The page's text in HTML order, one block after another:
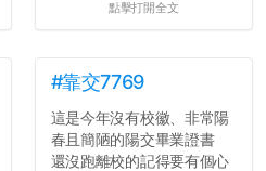
點擊打開全文
#靠交7769
這是今年沒有校徽、非常陽
春且簡陋的陽交畢業證書
還沒跑離校的記得要有個心